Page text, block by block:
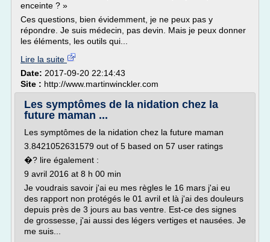
enceinte ? »
Ces questions, bien évidemment, je ne peux pas y
répondre. Je suis médecin, pas devin. Mais je peux donner
les éléments, les outils qui...
Lire la suite
Date: 2017-09-20 22:14:43
Site : http://www.martinwinckler.com
Les symptômes de la nidation chez la
future maman ...
Les symptômes de la nidation chez la future maman
3.8421052631579 out of 5 based on 57 user ratings
�? lire également :
9 avril 2016 at 8 h 00 min
Je voudrais savoir j'ai eu mes règles le 16 mars j'ai eu
des rapport non protégés le 01 avril et là j'ai des douleurs
depuis près de 3 jours au bas ventre. Est-ce des signes
de grossesse, j'ai aussi des légers vertiges et nausées. Je
me suis...